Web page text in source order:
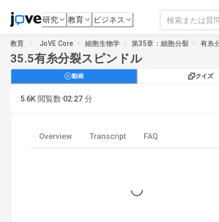
研究 教育 ビジネス
教育 JoVE Core 細胞生物学 第35章：細胞分裂 有糸
35.5有糸分裂スピンドル
動画 クイズ
5.6K 閲覧数·02:27 分
Overview Transcript FAQ
Loading...